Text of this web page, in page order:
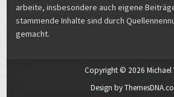
arbeite, insbesondere auch eigene
stammende Inhalte sind durch
gemacht.
Copyright © 2026 Michael
Design by